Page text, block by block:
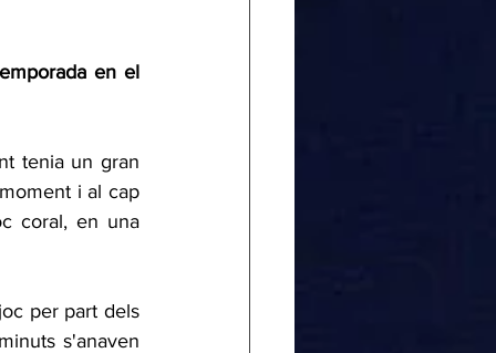
en el
tenia un gran
i al cap
coral, en una
per part dels
s'anaven